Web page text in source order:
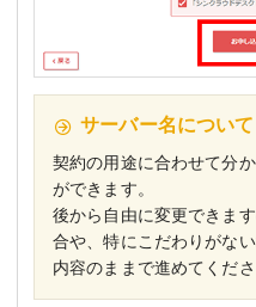
サーバー名について
契約の用途に合わせて分
ができます。
後から自由に変更できま
合や、特にこだわりがな
内容のままで進めてくださ